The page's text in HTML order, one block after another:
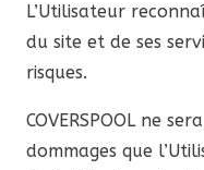
L’Utilisateur
du site et de ses
risques.
COVERSPOOL ne
dommages que